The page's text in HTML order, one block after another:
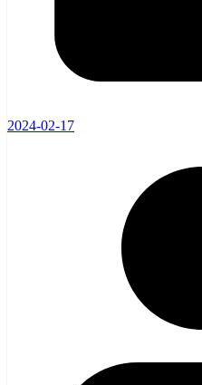
2024-02-17